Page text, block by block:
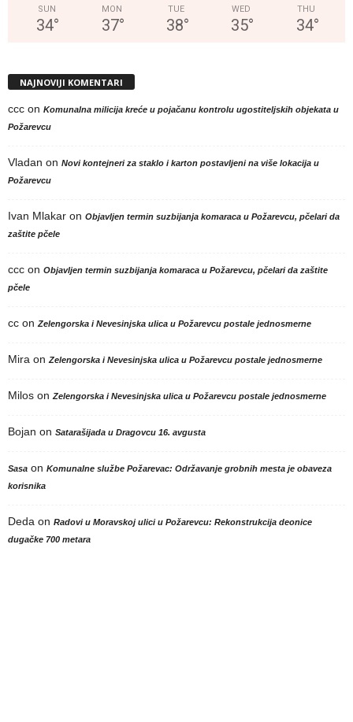
SUN
34°
MON
37°
TUE
38°
WED
35°
THU
34°
NAJNOVIJI KOMENTARI
ccc on Komunalna milicija kreće u pojačanu kontrolu ugostiteljskih objekata u
Požarevcu
Vladan on Novi kontejneri za staklo i karton postavljeni na više lokacija u
Požarevcu
Ivan Mlakar on Objavljen termin suzbijanja komaraca u Požarevcu, pčelari da
zaštite pčele
ccc on Objavljen termin suzbijanja komaraca u Požarevcu, pčelari da zaštite
pčele
cc on Zelengorska i Nevesinjska ulica u Požarevcu postale jednosmerne
Mira on Zelengorska i Nevesinjska ulica u Požarevcu postale jednosmerne
Milos on Zelengorska i Nevesinjska ulica u Požarevcu postale jednosmerne
Bojan on Satarašijada u Dragovcu 16. avgusta
Sasa on Komunalne službe Požarevac: Održavanje grobnih mesta je obaveza
korisnika
Deda on Radovi u Moravskoj ulici u Požarevcu: Rekonstrukcija deonice
dugačke 700 metara